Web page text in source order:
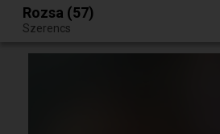
Egy jó randiból bármi lehet.
Rozsa (57)
Szerencs